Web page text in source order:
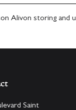
Alivon storing
Saint